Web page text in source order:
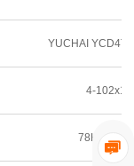

YUCHAI
4-
78KW